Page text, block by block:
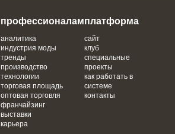
профессионалам
аналитика
индустрия моды
тренды
производство
технологии
торговая площадь
оптовая торговля
франчайзинг
выставки
карьера
платформа
сайт
клуб
специальные
проекты
как работать в
системе
контакты